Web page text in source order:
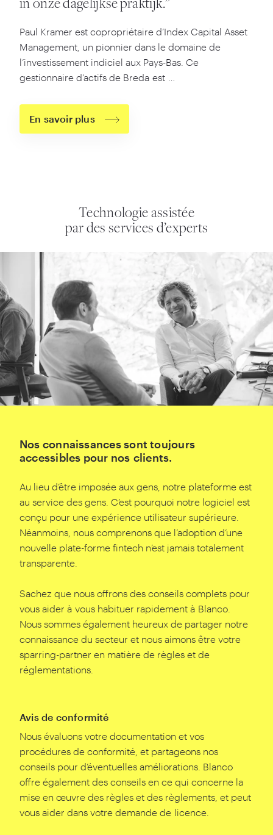
in onze dagelijkse praktijk.”
Paul Kramer est copropriétaire d’Index Capital Asset
Management, un pionnier dans le domaine de
l’investissement indiciel aux Pays-Bas. Ce
gestionnaire d’actifs de Breda est …
En savoir plus
Technologie assistée
par des services d’experts
Nos connaissances sont toujours
accessibles pour nos clients.
Au lieu d’être imposée aux gens, notre plateforme est
au service des gens. C’est pourquoi notre logiciel est
conçu pour une expérience utilisateur supérieure.
Néanmoins, nous comprenons que l’adoption d’une
nouvelle plate-forme fintech n’est jamais totalement
transparente.
Sachez que nous offrons des conseils complets pour
vous aider à vous habituer rapidement à Blanco.
Nous sommes également heureux de partager notre
connaissance du secteur et nous aimons être votre
sparring-partner en matière de règles et de
réglementations.
Avis de conformité
Nous évaluons votre documentation et vos
procédures de conformité, et partageons nos
conseils pour d’éventuelles améliorations. Blanco
offre également des conseils en ce qui concerne la
mise en œuvre des règles et des règlements, et peut
vous aider dans votre demande de licence.